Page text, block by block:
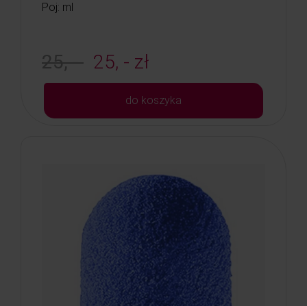
Poj: ml
25, - 25, - zł
do koszyka